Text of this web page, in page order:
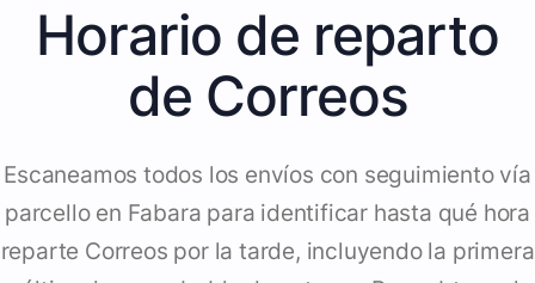
Horario de reparto
de Correos
Escaneamos todos los envíos con seguimiento vía
parcello en Fabara para identificar hasta qué hora
reparte Correos por la tarde, incluyendo la primera